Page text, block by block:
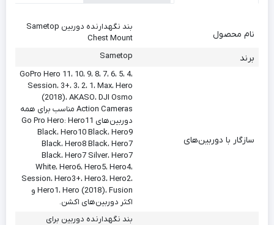
نام محصول
بند نگهدارنده دوربین Sametop
Chest Mount
برند Sametop
سازگار با دوربین‌های
GoPro Hero 11، 10، 9، 8، 7، 6، 5، 4،
Session، 3+، 3، 2، 1، Max، Hero
(2018)، AKASO، DJI Osmo
Action Cameras مناسب برای همه
دوربین‌های Go Pro Hero: Hero11
Black، Hero10 Black، Hero9
Black، Hero8 Black، Hero7
Black، Hero7 Silver، Hero7
White، Hero6، Hero5، Hero4،
Session، Hero3+، Hero3، Hero2،
Hero1، Hero (2018)، Fusion و
اکثر دوربین‌های اکشن.
بند نگهدارنده دوربین برای